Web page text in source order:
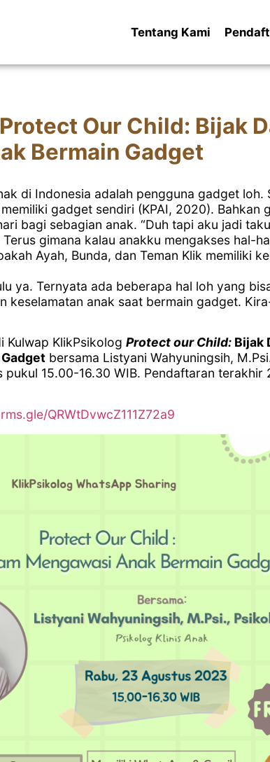
Tentang Kami
Our Child: Bijak
Bermain Gadget
di Indonesia adalah pengguna gadget loh.
gadget sendiri (KPAI, 2020). Bahkan
bagi sebagian anak. “Duh tapi aku jadi
gimana kalau anakku mengakses hal-
Ayah, Bunda, dan Teman Klik memiliki
ya. Ternyata ada beberapa hal loh yang
keselamatan anak saat bermain gadget.
Kulwap KlikPsikologProtect our Child: Bijak
bersama Listyani Wahyuningsih,
pukul 15.00-16.30 WIB. Pendaftaran terakhir
QRWtDvwcZ111Z72a9